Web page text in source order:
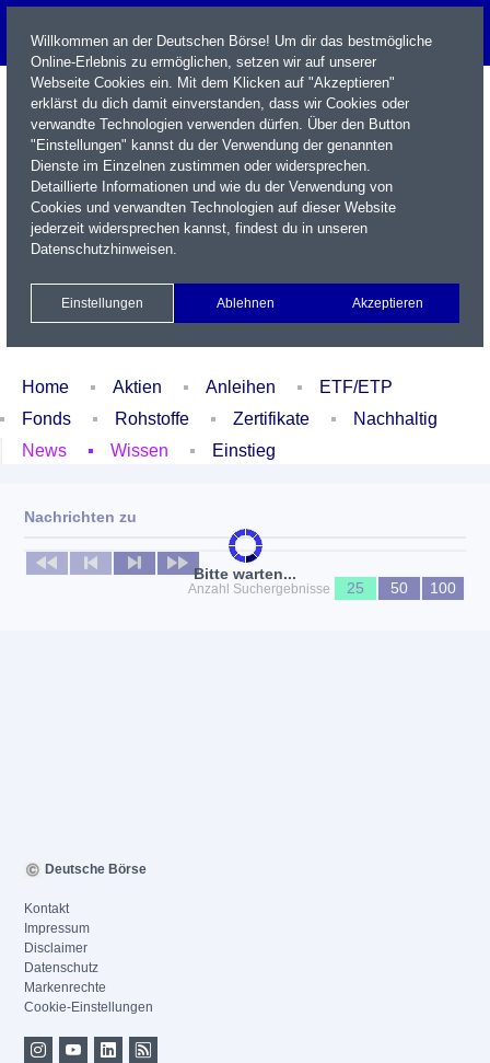
Name / WKN / ISIN / Kürzel
Xetra Realtime
Watchlist Portfolio Login
Home Aktien Anleihen
ETF/ETP
Fonds
Rohstoffe Zertifikate
Nachhaltig
News
Wissen Einstieg
Bitte warten...
Nachrichten zu
Keine News verfügbar
Anzahl Suchergebnisse
25 50 100
Willkommen an der Deutschen Börse! Um dir das bestmögliche
Online-Erlebnis zu ermöglichen, setzen wir auf unserer
Webseite Cookies ein. Mit dem Klicken auf "Akzeptieren"
erklärst du dich damit einverstanden, dass wir Cookies oder
verwandte Technologien verwenden dürfen. Über den Button
"Einstellungen" kannst du der Verwendung der genannten
Dienste im Einzelnen zustimmen oder widersprechen.
Detaillierte Informationen und wie du der Verwendung von
Cookies und verwandten Technologien auf dieser Website
jederzeit widersprechen kannst, findest du in unseren
Datenschutzhinweisen.
Einstellungen Ablehnen Akzeptieren
Deutsche Börse
Kontakt
Impressum
Disclaimer
Datenschutz
Markenrechte
Cookie-Einstellungen